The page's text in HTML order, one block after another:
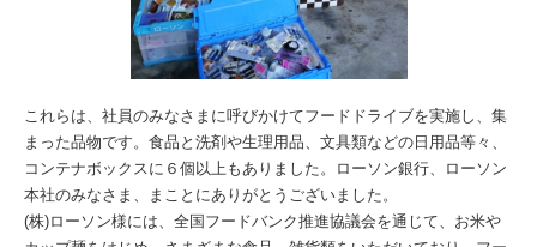
これらは、社員のみなさまに呼びかけてフードドライブを実施し、集
まった品物です。食品と洗剤や生理用品、文具類などの日用品等々、
コンテナボックスに６個以上もありました。ローソン銀行、ローソン
本社のみなさま、まことにありがとうございました。
(株)ローソン様には、全国フードバンク推進協議会を通じて、お米や